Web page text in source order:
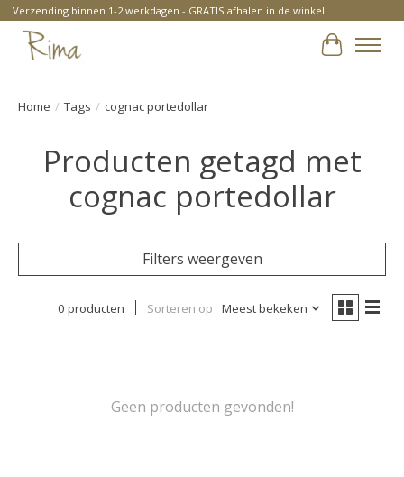
Verzending binnen 1-2 werkdagen - GRATIS afhalen in de winkel
Home / Tags / cognac portedollar
Producten getagd met
cognac portedollar
Filters weergeven
0 producten Sorteren op Meest bekeken
Geen producten gevonden!